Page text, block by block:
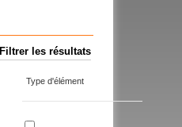
Filtrer les résultats
Type d'élément